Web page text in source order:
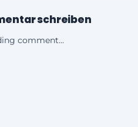
schreiben
comment...